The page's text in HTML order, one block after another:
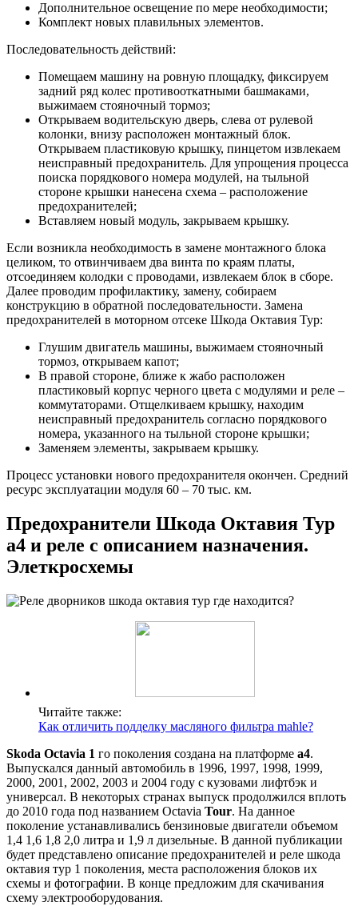
Дополнительное освещение по мере необходимости;
Комплект новых плавильных элементов.
Последовательность действий:
Помещаем машину на ровную площадку, фиксируем
задний ряд колес противооткатными башмаками,
выжимаем стояночный тормоз;
Открываем водительскую дверь, слева от рулевой
колонки, внизу расположен монтажный блок.
Открываем пластиковую крышку, пинцетом извлекаем
неисправный предохранитель. Для упрощения процесса
поиска порядкового номера модулей, на тыльной
стороне крышки нанесена схема – расположение
предохранителей;
Вставляем новый модуль, закрываем крышку.
Если возникла необходимость в замене монтажного блока
целиком, то отвинчиваем два винта по краям платы,
отсоединяем колодки с проводами, извлекаем блок в сборе.
Далее проводим профилактику, замену, собираем
конструкцию в обратной последовательности. Замена
предохранителей в моторном отсеке Шкода Октавия Тур:
Глушим двигатель машины, выжимаем стояночный
тормоз, открываем капот;
В правой стороне, ближе к жабо расположен
пластиковый корпус черного цвета с модулями и реле –
коммутаторами. Отщелкиваем крышку, находим
неисправный предохранитель согласно порядкового
номера, указанного на тыльной стороне крышки;
Заменяем элементы, закрываем крышку.
Процесс установки нового предохранителя окончен. Средний
ресурс эксплуатации модуля 60 – 70 тыс. км.
Предохранители Шкода Октавия Тур
a4 и реле с описанием назначения.
Элеткросхемы
Читайте также:
Как отличить подделку масляного фильтра mahle?
Skoda Octavia 1 го поколения создана на платформе а4.
Выпускался данный автомобиль в 1996, 1997, 1998, 1999,
2000, 2001, 2002, 2003 и 2004 году с кузовами лифтбэк и
универсал. В некоторых странах выпуск продолжился вплоть
до 2010 года под названием Octavia Tour. На данное
поколение устанавливались бензиновые двигатели объемом
1,4 1,6 1,8 2,0 литра и 1,9 л дизельные. В данной публикации
будет представлено описание предохранителей и реле шкода
октавия тур 1 поколения, места расположения блоков их
схемы и фотографии. В конце предложим для скачивания
схему электрооборудования.